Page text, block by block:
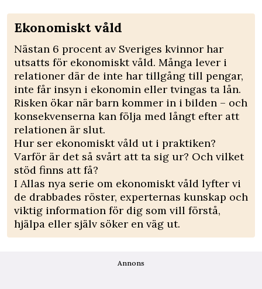
Ekonomiskt våld
Nästan 6 procent av Sveriges kvinnor har
utsatts för ekonomiskt våld. Många lever i
relationer där de inte har tillgång till pengar,
inte får insyn i ekonomin eller tvingas ta lån.
Risken ökar när barn kommer in i bilden – och
konsekvenserna kan följa med långt efter att
relationen är slut.
Hur ser ekonomiskt våld ut i praktiken?
Varför är det så svårt att ta sig ur? Och vilket
stöd finns att få?
I Allas nya serie om ekonomiskt våld lyfter vi
de drabbades röster, experternas kunskap och
viktig information för dig som vill förstå,
hjälpa eller själv söker en väg ut.
Annons